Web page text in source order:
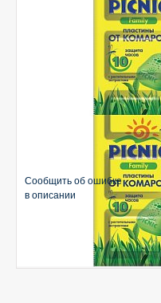
Сообщить об ошибке
в описании